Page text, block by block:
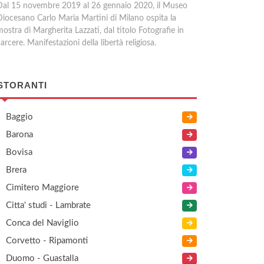
15 novembre 2019 al 26 gennaio 2020, il Museo
Carlo Maria Martini di Milano ospita la
di Margherita Lazzati, dal titolo Fotografie in
Manifestazioni della libertà religiosa.
Baggio
Barona
Bovisa
Brera
Cimitero Maggiore
Citta' studi - Lambrate
Conca del Naviglio
Corvetto - Ripamonti
Duomo - Guastalla